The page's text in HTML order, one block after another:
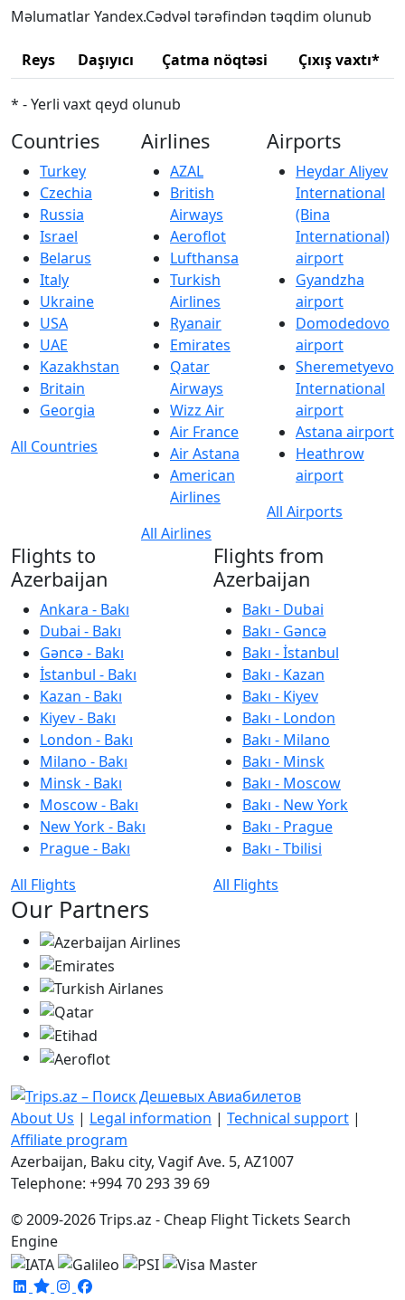
Məlumatlar Yandex.Cədvəl tərəfindən təqdim olunub
Reys Daşıyıcı Çatma nöqtəsi Çıxış vaxtı*
* - Yerli vaxt qeyd olunub
Countries
Turkey
Czechia
Russia
Israel
Belarus
Italy
Ukraine
USA
UAE
Kazakhstan
Britain
Georgia
All Countries
Airlines
AZAL
British
Airways
Aeroflot
Lufthansa
Turkish
Airlines
Ryanair
Emirates
Qatar
Airways
Wizz Air
Air France
Air Astana
American
Airlines
All Airlines
Airports
Heydar Aliyev
International
(Bina
International)
airport
Gyandzha
airport
Domodedovo
airport
Sheremetyevo
International
airport
Astana airport
Heathrow
airport
All Airports
Flights to
Azerbaijan
Ankara - Bakı
Dubai - Bakı
Gəncə - Bakı
İstanbul - Bakı
Kazan - Bakı
Kiyev - Bakı
London - Bakı
Milano - Bakı
Minsk - Bakı
Moscow - Bakı
New York - Bakı
Prague - Bakı
All Flights
Flights from
Azerbaijan
Bakı - Dubai
Bakı - Gəncə
Bakı - İstanbul
Bakı - Kazan
Bakı - Kiyev
Bakı - London
Bakı - Milano
Bakı - Minsk
Bakı - Moscow
Bakı - New York
Bakı - Prague
Bakı - Tbilisi
All Flights
Our Partners
About Us | Legal information | Technical support |
Affiliate program
Azerbaijan, Baku city, Vagif Ave. 5, AZ1007
Telephone: +994 70 293 39 69
© 2009-2026 Trips.az - Cheap Flight Tickets Search
Engine